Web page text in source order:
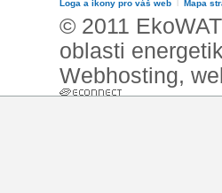
Loga a ikony pro váš web Mapa
© 2011
oblasti
Webhosting,